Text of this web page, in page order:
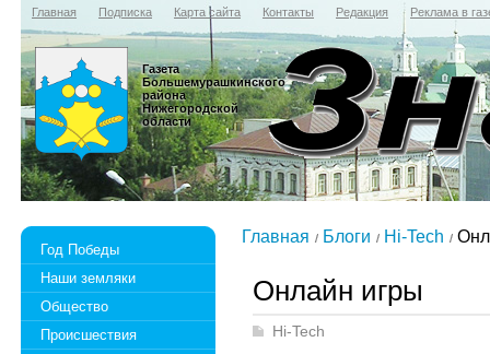
Главная Подписка Карта сайта Контакты Редакция Реклама в
Газета
Большемурашкинского
района
Нижегородской
области
Год Победы
Наши земляки
Общество
Происшествия
Главная Блоги Hi-Tech
Онлайн игры
Hi-Tech